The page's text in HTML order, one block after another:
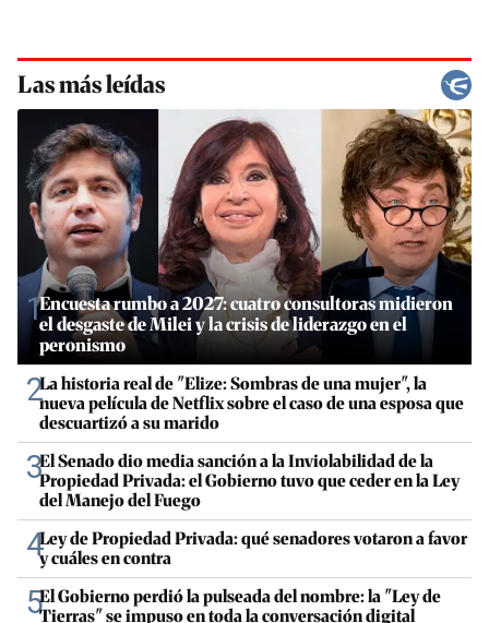
Las más leídas
1Encuesta rumbo a 2027: cuatro consultoras midieron
el desgaste de Milei y la crisis de liderazgo en el
peronismo
2La historia real de "Elize: Sombras de una mujer", la
nueva película de Netflix sobre el caso de una esposa que
descuartizó a su marido
3El Senado dio media sanción a la Inviolabilidad de la
Propiedad Privada: el Gobierno tuvo que ceder en la Ley
del Manejo del Fuego
4Ley de Propiedad Privada: qué senadores votaron a favor
y cuáles en contra
5El Gobierno perdió la pulseada del nombre: la "Ley de
Tierras" se impuso en toda la conversación digital